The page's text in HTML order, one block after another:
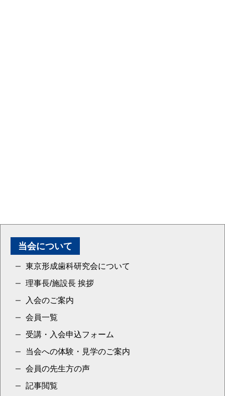
当会について
東京形成歯科研究会について
理事長/施設長 挨拶
入会のご案内
会員一覧
受講・入会申込フォーム
当会への体験・見学のご案内
会員の先生方の声
記事閲覧